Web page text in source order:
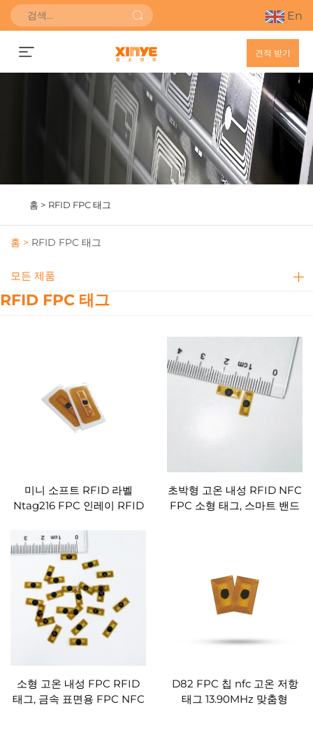
En
견적 받기
홈 > RFID FPC 태그
홈 > RFID FPC 태그
모든 제품
RFID FPC 태그
미니 소프트 RFID 라벨
Ntag216 FPC 인레이 RFID
초박형 고온 내성 RFID NFC
FPC 소형 태그, 스마트 밴드
소형 고온 내성 FPC RFID
태그, 금속 표면용 FPC NFC
D82 FPC 칩 nfc 고온 저항
태그 13.90MHz 맞춤형